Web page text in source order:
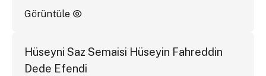
Görüntüle
Hüseyni Saz Semaisi Hüseyin Fahreddin
Dede Efendi